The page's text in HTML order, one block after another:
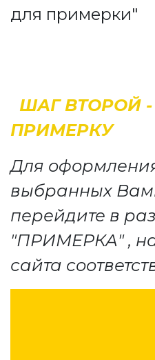
для примерки"
ШАГ ВТОРОЙ
ПРИМЕРКУ
Для
выбранных
перейдите в
"ПРИМЕРКА" ,
сайта